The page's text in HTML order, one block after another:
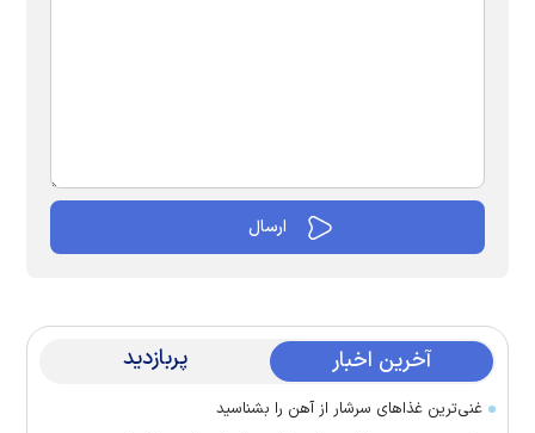
آخرین اخبار پربازدید
غنی‌ترین غذا‌های سرشار از آهن را بشناسید